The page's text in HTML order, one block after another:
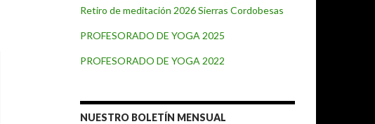
Retiro de meditación 2026 Sierras Cordobesas
PROFESORADO DE YOGA 2025
PROFESORADO DE YOGA 2022
NUESTRO BOLETÍN MENSUAL